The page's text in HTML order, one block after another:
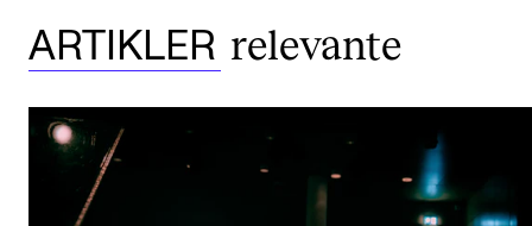
ARTIKLER relevante